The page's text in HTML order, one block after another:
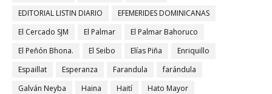
EDITORIAL LISTIN DIARIO
EFEMERIDES DOMINICANAS
El Cercado SJM
El Palmar
El Palmar Bahoruco
El Peñón Bhona.
El Seibo Elías Piña
Enriquillo
Espaillat
Esperanza Farandula
farándula
Galván Neyba
Haina Haití
Hato Mayor